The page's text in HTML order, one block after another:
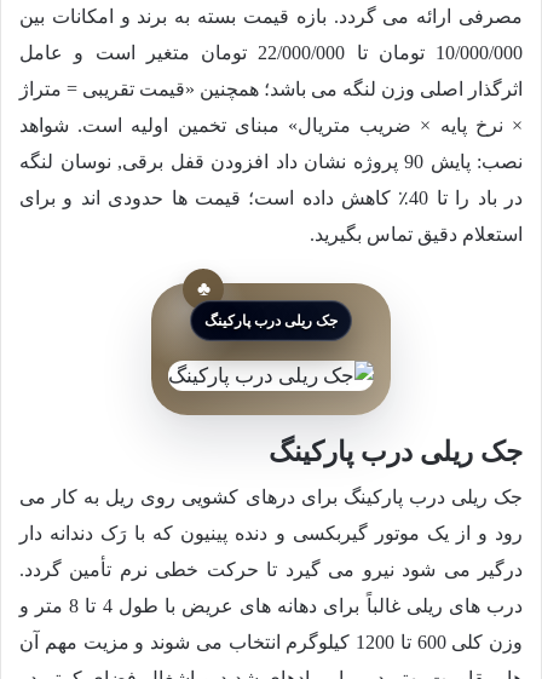
مصرفی ارائه می گردد. بازه قیمت بسته به برند و امکانات بین
10/000/000 تومان تا 22/000/000 تومان متغیر است و عامل
اثرگذار اصلی وزن لنگه می باشد؛ همچنین «قیمت تقریبی = متراژ
× نرخ پایه × ضریب متریال» مبنای تخمین اولیه است. شواهد
نصب: پایش 90 پروژه نشان داد افزودن قفل برقی, نوسان لنگه
در باد را تا 40٪ کاهش داده است؛ قیمت ها حدودی اند و برای
استعلام دقیق تماس بگیرید.
جک ریلی درب پارکینگ
جک ریلی درب پارکینگ
جک ریلی درب پارکینگ برای درهای کشویی روی ریل به کار می
رود و از یک موتور گیربکسی و دنده پینیون که با رَک دندانه دار
درگیر می شود نیرو می گیرد تا حرکت خطی نرم تأمین گردد.
درب های ریلی غالباً برای دهانه های عریض با طول 4 تا 8 متر و
وزن کلی 600 تا 1200 کیلوگرم انتخاب می شوند و مزیت مهم آن